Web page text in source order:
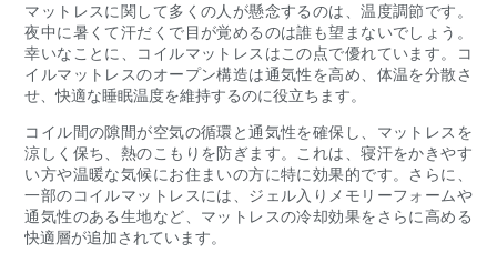
マットレスに関して多くの人が懸念するのは、温度調節です。
夜中に暑くて汗だくで目が覚めるのは誰も望まないでしょう。
幸いなことに、コイルマットレスはこの点で優れています。コ
イルマットレスのオープン構造は通気性を高め、体温を分散さ
せ、快適な睡眠温度を維持するのに役立ちます。
コイル間の隙間が空気の循環と通気性を確保し、マットレスを
涼しく保ち、熱のこもりを防ぎます。これは、寝汗をかきやす
い方や温暖な気候にお住まいの方に特に効果的です。さらに、
一部のコイルマットレスには、ジェル入りメモリーフォームや
通気性のある生地など、マットレスの冷却効果をさらに高める
快適層が追加されています。